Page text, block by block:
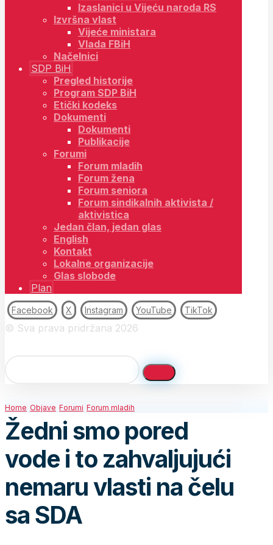
Izaslanici u Vijeću naroda RS
Izvršna vlast
Vijeće ministara
Vlada FBiH
Načelnici
SDP BiH
Pregled historije
Program SDP BiH
Etički kodeks
Dokumenti
Dokumenti
Publikacije
Forumi
Forum mladih
Forum žena
Forum seniora
Forum sindikalnih aktivista /
aktivistica
Jedan član, jedan glas
English
Kontakt
Lokalne organizacije
Glas slobode
Plan
Facebook X Instagram YouTube TikTok
© Sva prava pridržana 2026
Home Objave Forumi Forum mladih
Žedni smo pored
vode i to zahvaljujući
nemaru vlasti na čelu
sa SDA